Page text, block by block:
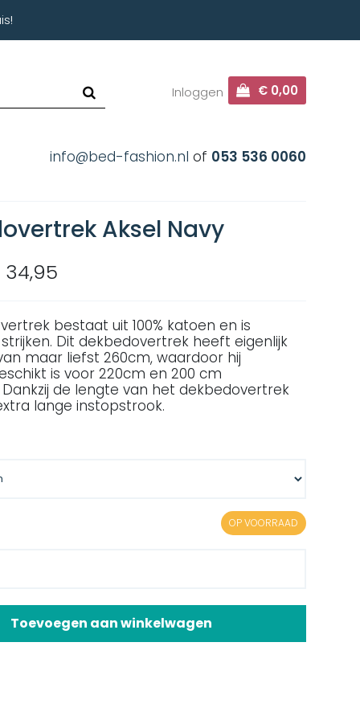
Inloggen € 0,00
info@bed-fashion.nl of 053 536 0060
Aksel Navy
bestaat uit 100% katoen en is
Dit dekbedovertrek heeft eigenlijk
maar liefst 260cm, waardoor hij
is voor 220cm en 200 cm
de lengte van het dekbedovertrek
lange instopstrook.
OP VOORRAAD
Toevoegen aan winkelwagen